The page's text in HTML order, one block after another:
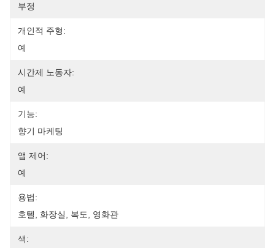
부정
개인적 주형:
예
시간제 노동자:
예
기능:
향기 마케팅
앱 제어:
예
용법:
호텔, 화장실, 복도, 영화관
색: